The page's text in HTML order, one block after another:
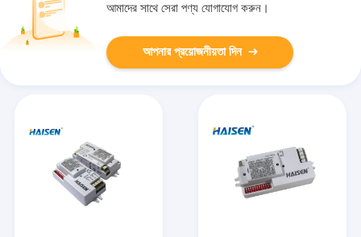
আমাদের সাথে সেরা পণ্য যোগাযোগ করুন।
আপনার প্রয়োজনীয়তা দিন